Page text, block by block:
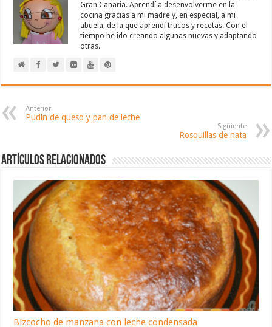
Gran Canaria. Aprendí a desenvolverme en la
cocina gracias a mi madre y, en especial, a mi
abuela, de la que aprendí trucos y recetas. Con el
tiempo he ido creando algunas nuevas y adaptando
otras.
Anterior
Pudin de queso y pan de leche
Siguiente
Rosquillas de nata
Artículos relacionados
Bizcocho de manzana con leche condensada